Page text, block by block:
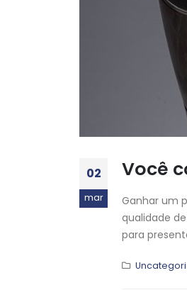
02
mar
Você
Ganhar um
qualidade
para